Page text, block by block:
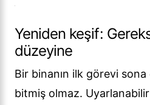
Yeniden keşif:
düzeyine
Bir binanın ilk görevi
bitmiş olmaz.